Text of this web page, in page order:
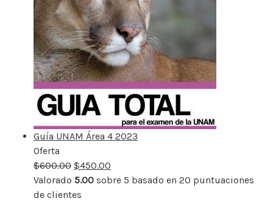
Guía UNAM Área 4 2023
Oferta
rebajado
$600.00 $450.00
Valorado 5.00 sobre 5 basado en 20 puntuaciones
de clientes